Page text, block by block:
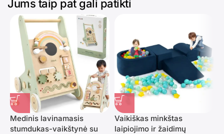
Jums taip pat gali patikti
Medinis lavinamasis
stumdukas-vaikštynė su
Vaikiškas minkštas
laipiojimo ir žaidimų